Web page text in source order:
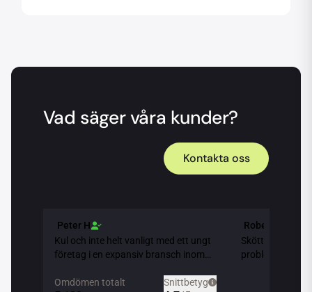
Vad säger våra kunder?
Kontakta oss